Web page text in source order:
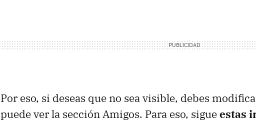
Por eso, si deseas que no sea visible, debes
puede ver la sección Amigos. Para eso, sigueestas